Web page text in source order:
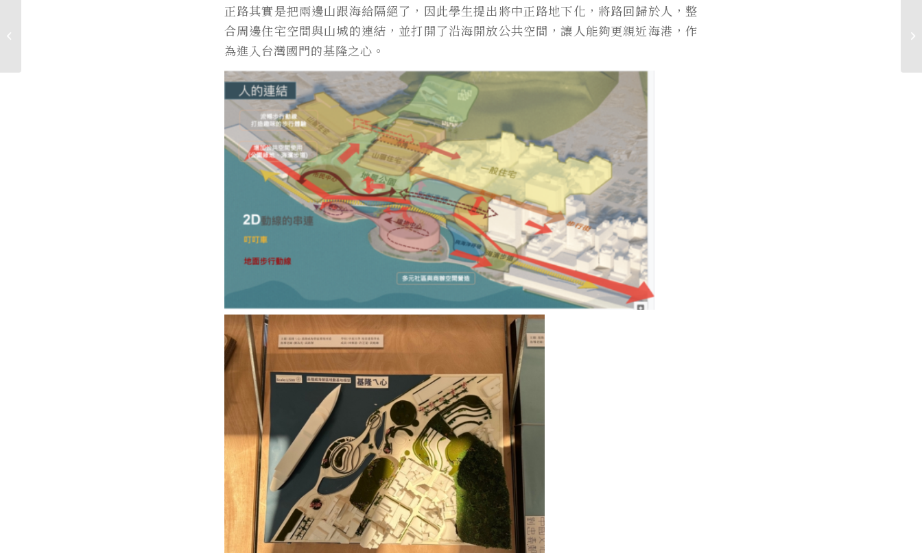
正路其實是把兩邊山跟海給隔絕了，因此學生提出將中正路地下化，將路回歸於人，整
合周邊住宅空間與山城的連結，並打開了沿海開放公共空間，讓人能夠更親近海港，作
為進入台灣國門的基隆之心。